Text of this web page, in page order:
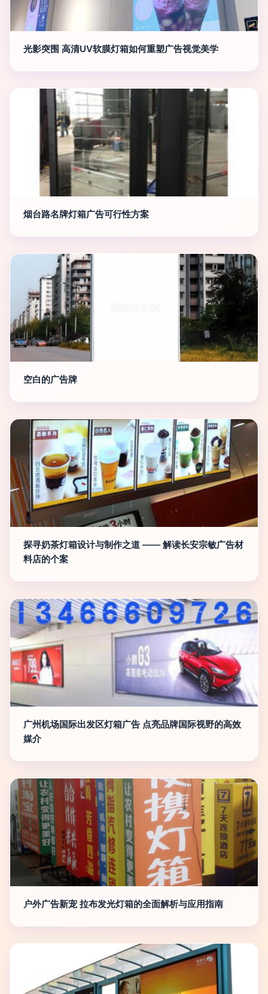
光影突围 高清UV软膜灯箱如何重塑广告视觉美学
烟台路名牌灯箱广告可行性方案
空白的广告牌
探寻奶茶灯箱设计与制作之道 —— 解读长安宗敏广告材
料店的个案
广州机场国际出发区灯箱广告 点亮品牌国际视野的高效
媒介
户外广告新宠 拉布发光灯箱的全面解析与应用指南